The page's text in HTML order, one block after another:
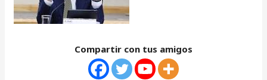
Compartir con tus amigos